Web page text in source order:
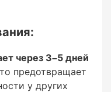
через 3–5 дней
предотвращает
у других